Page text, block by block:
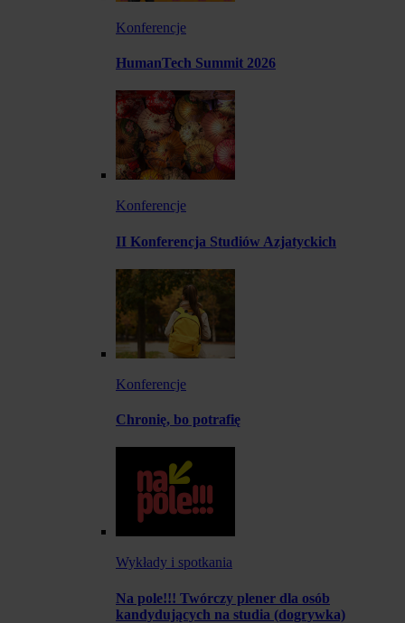
Konferencje
HumanTech Summit 2026
Konferencje
II Konferencja Studiów Azjatyckich
Konferencje
Chronię, bo potrafię
Wykłady i spotkania
Na pole!!! Twórczy plener dla osób
kandydujących na studia (dogrywka)